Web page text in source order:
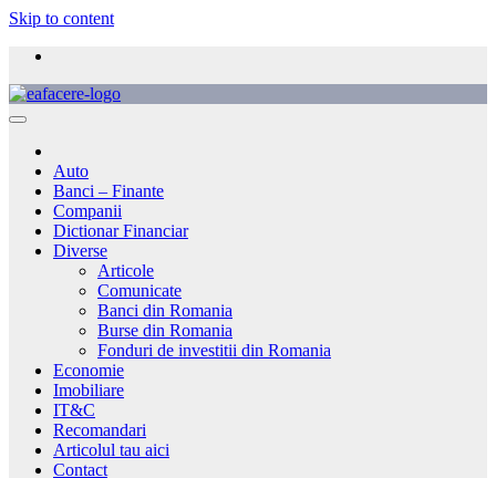
Skip to content
Auto
Banci – Finante
Companii
Dictionar Financiar
Diverse
Articole
Comunicate
Banci din Romania
Burse din Romania
Fonduri de investitii din Romania
Economie
Imobiliare
IT&C
Recomandari
Articolul tau aici
Contact